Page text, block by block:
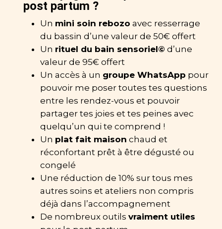
post partum ?
Un mini soin rebozo avec resserrage
du bassin d’une valeur de 50€ offert
Un rituel du bain sensoriel© d’une
valeur de 95€ offert
Un accès à un groupe WhatsApp pour
pouvoir me poser toutes tes questions
entre les rendez-vous et pouvoir
partager tes joies et tes peines avec
quelqu’un qui te comprend !
Un plat fait maison chaud et
réconfortant prêt à être dégusté ou
congelé
Une réduction de 10% sur tous mes
autres soins et ateliers non compris
déjà dans l’accompagnement
De nombreux outilsvraiment utiles